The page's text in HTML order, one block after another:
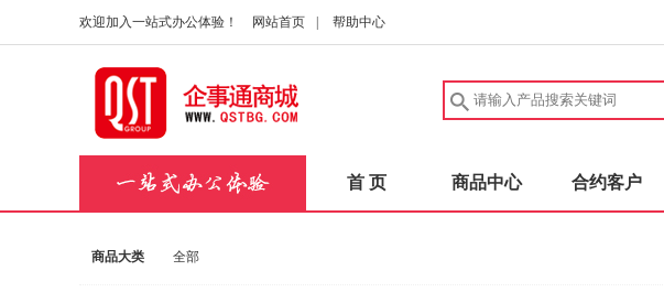
欢迎加入一站式办公体验！ 网站首页 帮助中心
首 页 商品中心 合约客户
商品大类 全部